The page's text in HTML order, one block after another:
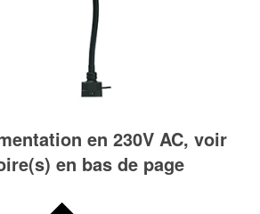
en 230V AC, voir
en bas de page